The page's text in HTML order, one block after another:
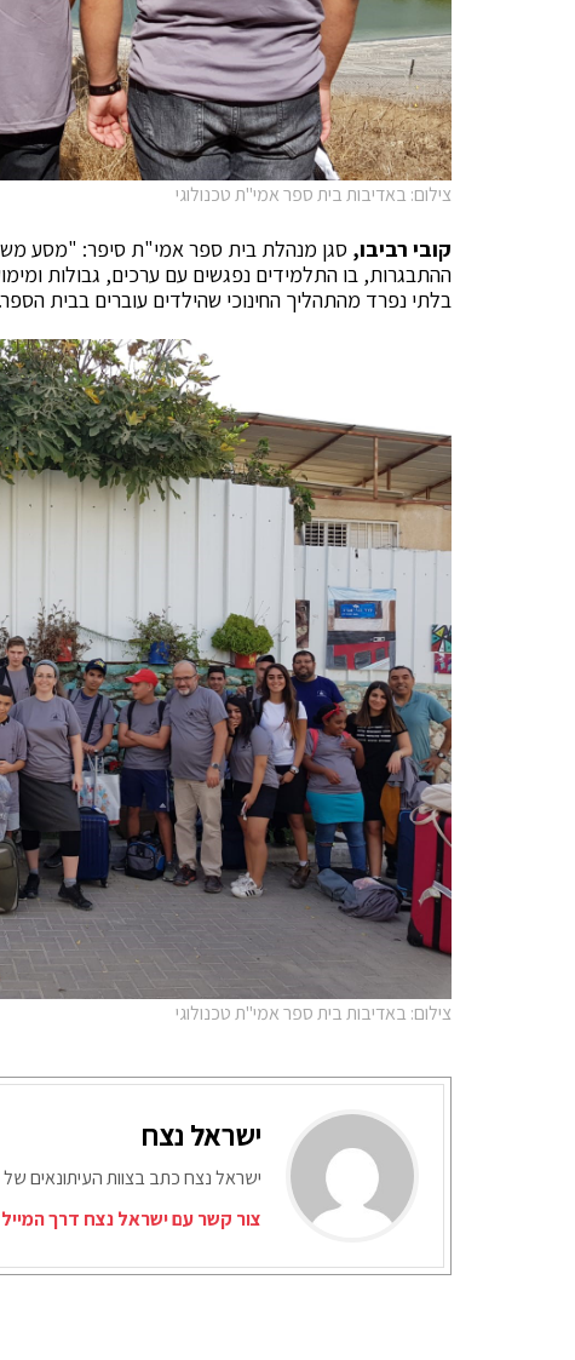
צילום: באדיבות בית ספר אמי"ת טכנולוגי
קובי רביבו, סגן מנהלת בית ספר אמי"ת סיפר: "מסע
ההתבגרות, בו התלמידים נפגשים עם ערכים, גבולות
בלתי נפרד מהתהליך החינוכי שהילדים עוברים בבית
צילום: באדיבות בית ספר אמי"ת טכנולוגי
ישראל נצח
ישראל נצח כתב בצוות העיתונאים של
צור קשר עם ישראל נצח דרך